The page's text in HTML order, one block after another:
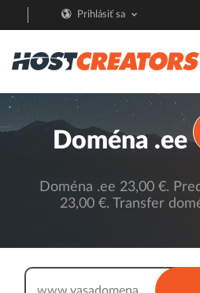
Prihlásiť sa
Doména .ee
Doména .ee 23,00 €.
23,00 €. Transfer